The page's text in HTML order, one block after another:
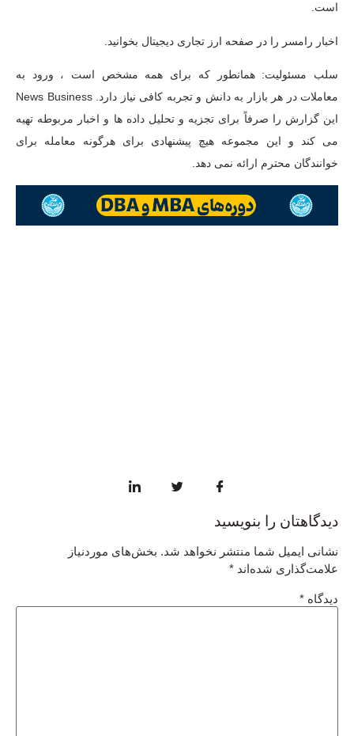
است.
اخبار رامسر را در صفحه ارز تجاری دیجیتال بخوانید.
سلب مسئولیت: همانطور که برای همه مشخص است ، ورود به
معاملات در هر بازار به دانش و تجربه کافی نیاز دارد. News Business
این گزارش را صرفاً برای تجزیه و تحلیل داده ها و اخبار مربوطه تهیه
می کند و این مجموعه هیچ پیشنهادی برای هرگونه معامله برای
خوانندگان محترم ارائه نمی دهد.
دیدگاهتان را بنویسید
نشانی ایمیل شما منتشر نخواهد شد. بخش‌های موردنیاز
علامت‌گذاری شده‌اند *
دیدگاه *